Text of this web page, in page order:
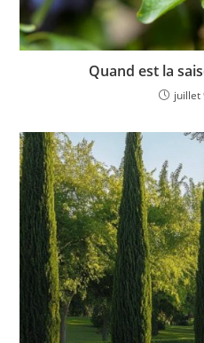
Quand est la
juillet